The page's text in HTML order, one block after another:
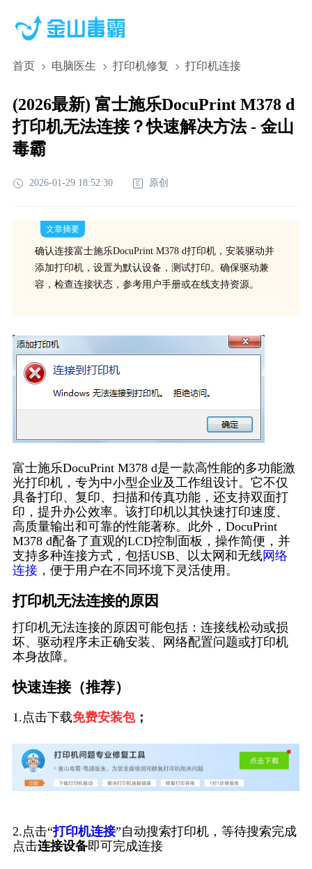
首页 电脑医生 打印机修复 打印机连接
(2026最新) 富士施乐DocuPrint M378 d
打印机无法连接？快速解决方法 - 金山
毒霸
2026-01-29 18:52:30 原创
文章摘要
确认连接富士施乐DocuPrint M378 d打印机，安装驱动并
添加打印机，设置为默认设备，测试打印。确保驱动兼
容，检查连接状态，参考用户手册或在线支持资源。
富士施乐DocuPrint M378 d是一款高性能的多功能激
光打印机，专为中小型企业及工作组设计。它不仅
具备打印、复印、扫描和传真功能，还支持双面打
印，提升办公效率。该打印机以其快速打印速度、
高质量输出和可靠的性能著称。此外，DocuPrint
M378 d配备了直观的LCD控制面板，操作简便，并
支持多种连接方式，包括USB、以太网和无线网络
连接，便于用户在不同环境下灵活使用。
打印机无法连接的原因
打印机无法连接的原因可能包括：连接线松动或损
坏、驱动程序未正确安装、网络配置问题或打印机
本身故障。
快速连接（推荐）
1.点击下载免费安装包；
2.点击“打印机连接”自动搜索打印机，等待搜索完成
点击连接设备即可完成连接